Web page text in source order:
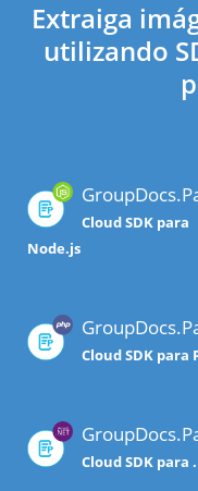
Extraiga
utilizando
Cloud SDK para
Node.js
Cloud SDK para
Cloud SDK para